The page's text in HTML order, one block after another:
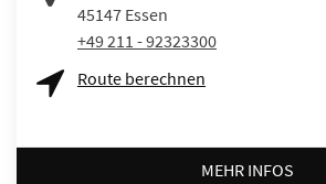
45147 Essen
+49 211 - 92323300
Route berechnen
MEHR INFOS